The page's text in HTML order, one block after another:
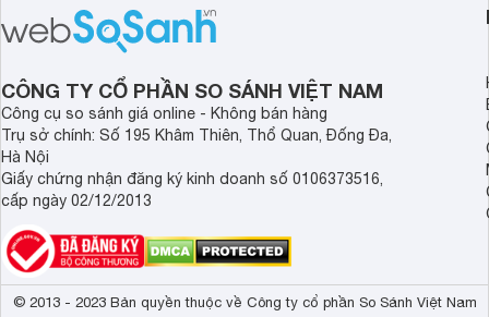
CÔNG TY CỔ PHẦN SO SÁNH VIỆT NAM
Công cụ so sánh giá online - Không bán hàng
Trụ sở chính: Số 195 Khâm Thiên, Thổ Quan, Đống Đa,
Hà Nội
Giấy chứng nhận đăng ký kinh doanh số 0106373516,
cấp ngày 02/12/2013
© 2013 - 2023 Bản quyền thuộc về Công ty cổ phần So Sánh Việt Nam